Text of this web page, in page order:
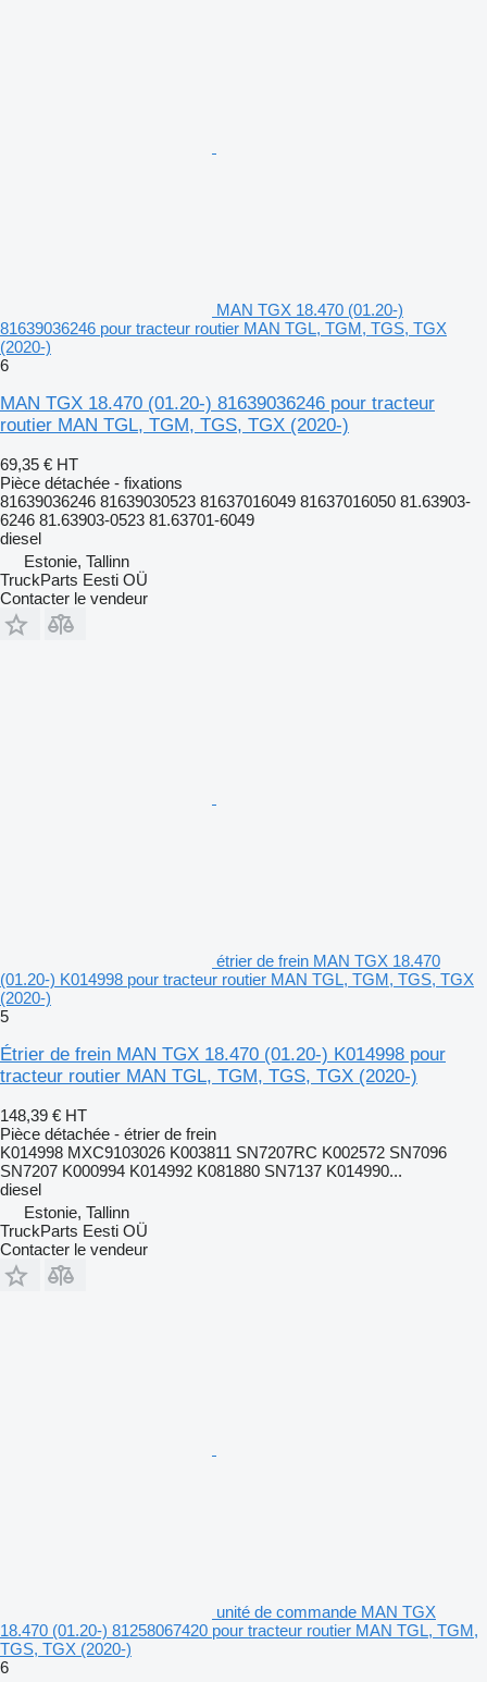
MAN TGX 18.470 (01.20-)
81639036246 pour tracteur routier MAN TGL, TGM, TGS, TGX
(2020-)
6
MAN TGX 18.470 (01.20-) 81639036246 pour tracteur
routier MAN TGL, TGM, TGS, TGX (2020-)
69,35 € HT
Pièce détachée - fixations
81639036246 81639030523 81637016049 81637016050 81.63903-
6246 81.63903-0523 81.63701-6049
diesel
Estonie, Tallinn
TruckParts Eesti OÜ
Contacter le vendeur
étrier de frein MAN TGX 18.470
(01.20-) K014998 pour tracteur routier MAN TGL, TGM, TGS, TGX
(2020-)
5
Étrier de frein MAN TGX 18.470 (01.20-) K014998 pour
tracteur routier MAN TGL, TGM, TGS, TGX (2020-)
148,39 € HT
Pièce détachée - étrier de frein
K014998 MXC9103026 K003811 SN7207RC K002572 SN7096
SN7207 K000994 K014992 K081880 SN7137 K014990...
diesel
Estonie, Tallinn
TruckParts Eesti OÜ
Contacter le vendeur
unité de commande MAN TGX
18.470 (01.20-) 81258067420 pour tracteur routier MAN TGL, TGM,
TGS, TGX (2020-)
6